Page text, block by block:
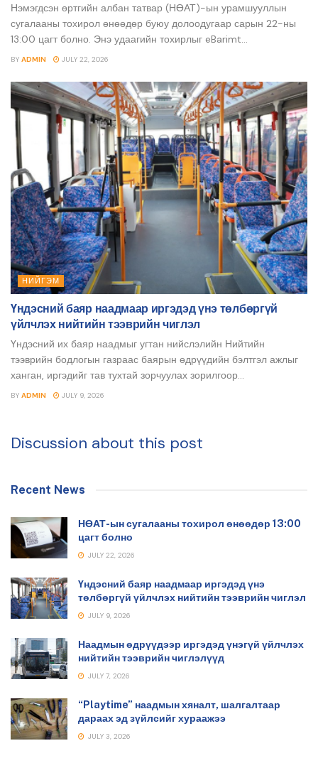
Нэмэгдсэн өртгийн албан татвар (НӨАТ)-ын урамшууллын
сугалааны тохирол өнөөдөр буюу долоодугаар сарын 22-ны
13:00 цагт болно. Энэ удаагийн тохирлыг eBarimt...
BY ADMIN JULY 22, 2026
НИЙГЭМ
Үндэсний баяр наадмаар иргэдэд үнэ төлбөргүй
үйлчлэх нийтийн тээврийн чиглэл
Үндэсний их баяр наадмыг угтан нийслэлийн Нийтийн
тээврийн бодлогын газраас баярын өдрүүдийн бэлтгэл ажлыг
ханган, иргэдийг тав тухтай зорчуулах зорилгоор...
BY ADMIN JULY 9, 2026
Discussion about this post
Recent News
НӨАТ-ын сугалааны тохирол өнөөдөр 13:00
цагт болно
JULY 22, 2026
Үндэсний баяр наадмаар иргэдэд үнэ
төлбөргүй үйлчлэх нийтийн тээврийн чиглэл
JULY 9, 2026
Наадмын өдрүүдээр иргэдэд үнэгүй үйлчлэх
нийтийн тээврийн чиглэлүүд
JULY 7, 2026
“Playtime” наадмын хяналт, шалгалтаар
дараах эд зүйлсийг хураажээ
JULY 3, 2026